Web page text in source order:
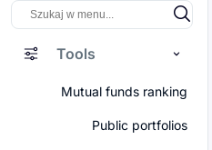
Tools
Mutual funds ranking
Public portfolios